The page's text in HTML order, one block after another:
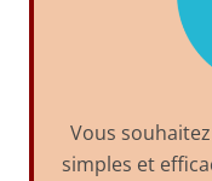
Vous
simples et